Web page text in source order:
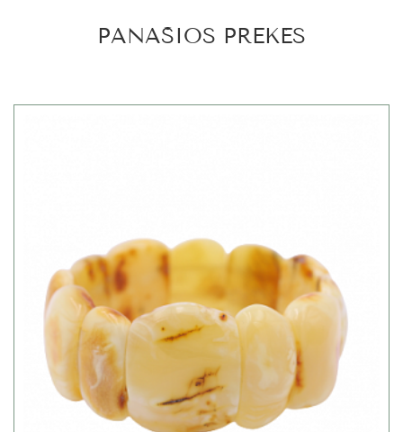
PANAŠIOS PREKĖS